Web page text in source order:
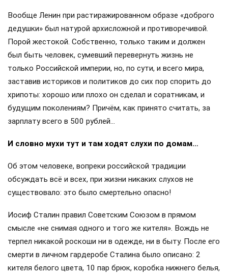
Вообще Ленин при растиражированном образе «доброго
дедушки» был натурой архисложной и противоречивой.
Порой жестокой. Собственно, только таким и должен
был быть человек, сумевший перевернуть жизнь не
только Российской империи, но, по сути, и всего мира,
заставив историков и политиков до сих пор спорить до
хрипоты: хорошо или плохо он сделал и соратникам, и
будущим поколениям? Причём, как принято считать, за
зарплату всего в 500 рублей…
И словно мухи тут и там ходят слухи по домам…
Об этом человеке, вопреки российской традиции
обсуждать всё и всех, при жизни никаких слухов не
существовало: это было смертельно опасно!
Иосиф Сталин правил Советским Союзом в прямом
смысле «не снимая одного и того же кителя». Вождь не
терпел никакой роскоши ни в одежде, ни в быту. После его
смерти в личном гардеробе Сталина было описано: 2
кителя белого цвета, 10 пар брюк, коробка нижнего белья,